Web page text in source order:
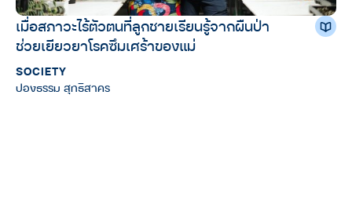
เมื่อสภาวะไร้ตัวตนที่ลูกชายเรียนรู้จากผืนป่า
ช่วยเยียวยาโรคซึมเศร้าของแม่
SOCIETY
ปองธรรม สุทธิสาคร